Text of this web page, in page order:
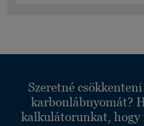
Szeretné
karbonlábnyomát?
kalkulátorunkat, hogy